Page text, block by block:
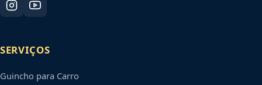
SERVIÇOS
Guincho para Carro